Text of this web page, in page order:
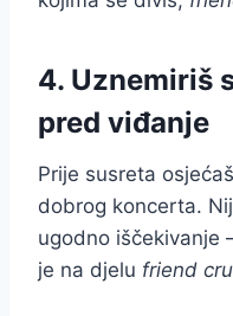
4. Uznemiriš
pred viđanje
Prije susreta
dobrog koncerta.
ugodno iščekivanje
je na djelu friend